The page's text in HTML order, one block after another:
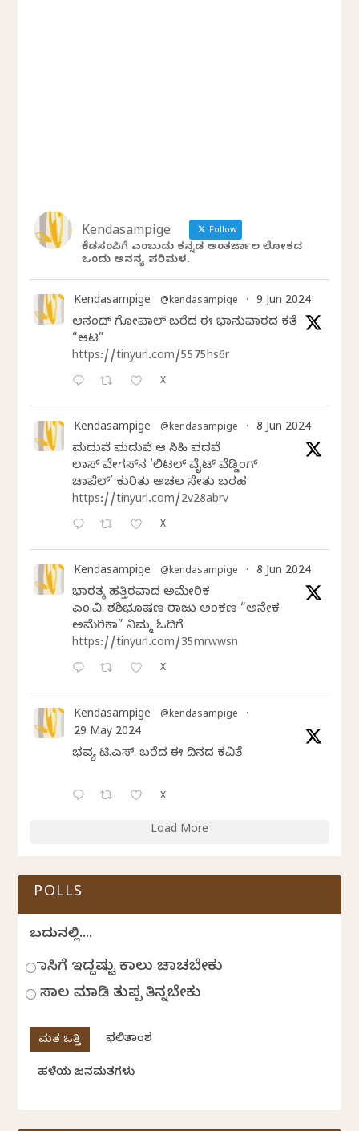
Kendasampige Follow
ಕೆಂಡಸಂಪಿಗೆ ಎಂಬುದು ಕನ್ನಡ ಅಂತರ್ಜಾಲ ಲೋಕದ
ಒಂದು ಅನನ್ಯ ಪರಿಮಳ.
Kendasampige @kendasampige · 9 Jun 2024
ಆನಂದ್‌ ಗೋಪಾಲ್‌ ಬರೆದ ಈ ಭಾನುವಾರದ ಕತೆ
“ಆಟ”
https://tinyurl.com/5575hs6r
X
Kendasampige @kendasampige · 8 Jun 2024
ಮದುವೆ ಮದುವೆ ಆ ಸಿಹಿ ಪದವೆ
ಲಾಸ್‌ ವೇಗಸ್‌ನ ‘ಲಿಟಲ್ ವೈಟ್ ವೆಡ್ಡಿಂಗ್
ಚಾಪೆಲ್’ ಕುರಿತು ಅಚಲ ಸೇತು ಬರಹ
https://tinyurl.com/2v28abrv
X
Kendasampige @kendasampige · 8 Jun 2024
ಭಾರತಕ್ಕೆ ಹತ್ತಿರವಾದ ಅಮೇರಿಕ
ಎಂ.ವಿ. ಶಶಿಭೂಷಣ ರಾಜು ಅಂಕಣ “ಅನೇಕ
ಅಮೆರಿಕಾ” ನಿಮ್ಮ ಓದಿಗೆ
https://tinyurl.com/35mrwwsn
X
Kendasampige @kendasampige ·
29 May 2024
ಭವ್ಯ ಟಿ.ಎಸ್. ಬರೆದ ಈ ದಿನದ ಕವಿತೆ
X
Load More
POLLS
ಬದುಕಿನಲ್ಲಿ....
ಹಾಸಿಗೆ ಇದ್ದಷ್ಟು ಕಾಲು ಚಾಚಬೇಕು
ಸಾಲ ಮಾಡಿ ತುಪ್ಪ ತಿನ್ನಬೇಕು
ಫಲಿತಾಂಶ
ಹಳೆಯ ಜನಮತಗಳು